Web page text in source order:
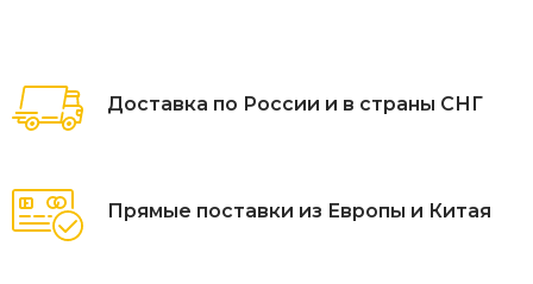
Доставка по России и в страны СНГ
Прямые поставки из Европы и Китая